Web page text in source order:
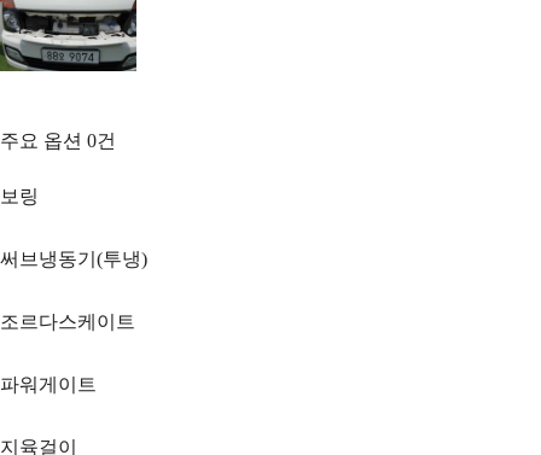
주요 옵션 0건
보링
써브냉동기(투냉)
조르다스케이트
파워게이트
지육걸이